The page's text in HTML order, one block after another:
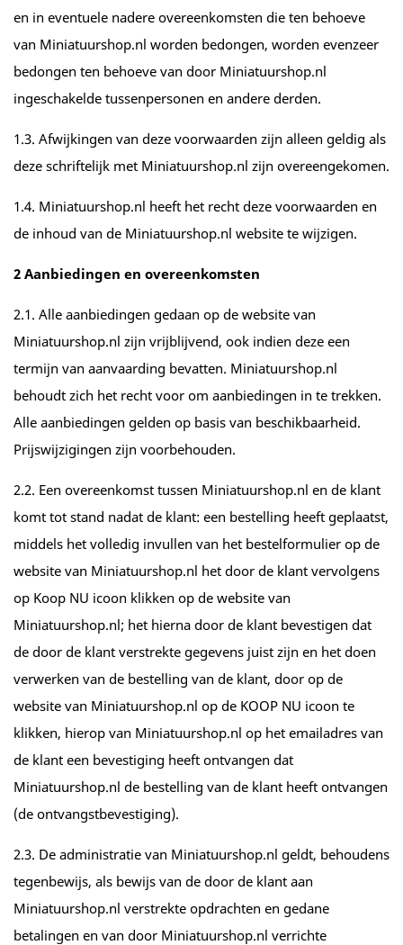
en in eventuele nadere overeenkomsten die ten behoeve
van Miniatuurshop.nl worden bedongen, worden evenzeer
bedongen ten behoeve van door Miniatuurshop.nl
ingeschakelde tussenpersonen en andere derden.
1.3. Afwijkingen van deze voorwaarden zijn alleen geldig als
deze schriftelijk met Miniatuurshop.nl zijn overeengekomen.
1.4. Miniatuurshop.nl heeft het recht deze voorwaarden en
de inhoud van de Miniatuurshop.nl website te wijzigen.
2 Aanbiedingen en overeenkomsten
2.1. Alle aanbiedingen gedaan op de website van
Miniatuurshop.nl zijn vrijblijvend, ook indien deze een
termijn van aanvaarding bevatten. Miniatuurshop.nl
behoudt zich het recht voor om aanbiedingen in te trekken.
Alle aanbiedingen gelden op basis van beschikbaarheid.
Prijswijzigingen zijn voorbehouden.
2.2. Een overeenkomst tussen Miniatuurshop.nl en de klant
komt tot stand nadat de klant: een bestelling heeft geplaatst,
middels het volledig invullen van het bestelformulier op de
website van Miniatuurshop.nl het door de klant vervolgens
op Koop NU icoon klikken op de website van
Miniatuurshop.nl; het hierna door de klant bevestigen dat
de door de klant verstrekte gegevens juist zijn en het doen
verwerken van de bestelling van de klant, door op de
website van Miniatuurshop.nl op de KOOP NU icoon te
klikken, hierop van Miniatuurshop.nl op het emailadres van
de klant een bevestiging heeft ontvangen dat
Miniatuurshop.nl de bestelling van de klant heeft ontvangen
(de ontvangstbevestiging).
2.3. De administratie van Miniatuurshop.nl geldt, behoudens
tegenbewijs, als bewijs van de door de klant aan
Miniatuurshop.nl verstrekte opdrachten en gedane
betalingen en van door Miniatuurshop.nl verrichte